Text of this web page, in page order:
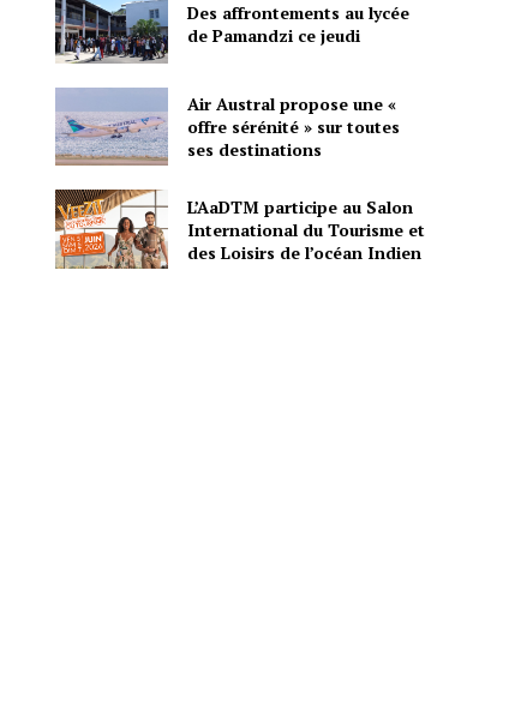
Des affrontements au lycée
de Pamandzi ce jeudi
Air Austral propose une «
offre sérénité » sur toutes
ses destinations
L’AaDTM participe au Salon
International du Tourisme et
des Loisirs de l’océan Indien